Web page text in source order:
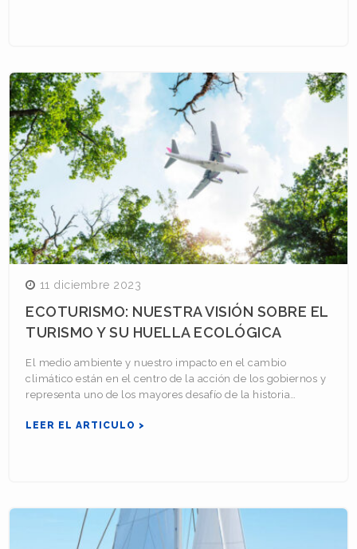
11 diciembre 2023
ECOTURISMO: NUESTRA VISIÓN SOBRE EL
TURISMO Y SU HUELLA ECOLÓGICA
El medio ambiente y nuestro impacto en el cambio
climático están en el centro de la acción de los gobiernos y
representa uno de los mayores desafío de la historia…
LEER EL ARTICULO >